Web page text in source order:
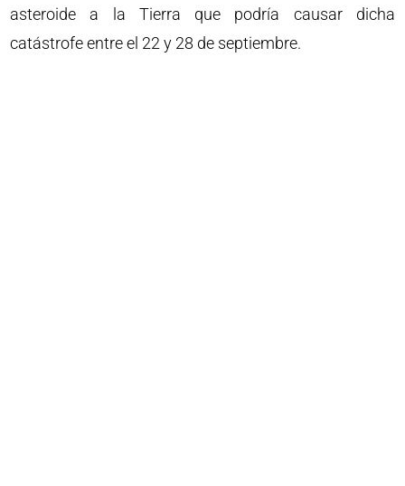
asteroide a la Tierra que podría causar dicha
catástrofe entre el 22 y 28 de septiembre.